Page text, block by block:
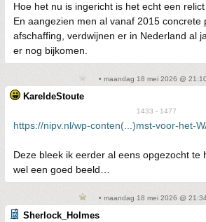
Hoe het nu is ingericht is het echt een
En aangezien men al vanaf 2015 concrete
afschaffing, verdwijnen er in Nederland al
er nog bijkomen.
• maandag 18 mei 2026 @
KareldeStoute
1433 - 1477
https://nipv.nl/wp-conten(...)mst-voor-het-
Deze bleek ik eerder al eens opgezocht te
wel een goed beeld…
• maandag 18 mei 2026 @
Sherlock_Holmes